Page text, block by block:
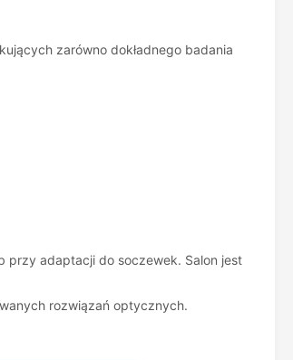
zarówno dokładnego badania
przy adaptacji do soczewek. Salon jest
rozwiązań optycznych.